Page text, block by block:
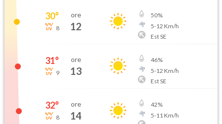
30°
8
ore
12
50%
5-12 Km/h
Est SE
31°
9
ore
13
46%
5-12 Km/h
Est SE
32°
8
ore
14
42%
5-11 Km/h